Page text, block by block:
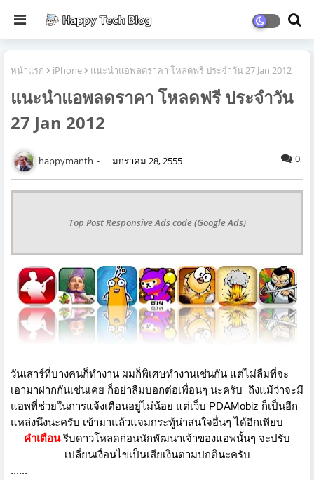
หน้าแรก iPhone แนะนำแอพลดราคา โหลดฟรี ประจำวัน 27 Jan 2012
แนะนำแอพลดราคา โหลดฟรี ประจำวัน
27 Jan 2012
happymanth มกราคม 28, 2555 0
Top Post Responsive Ads code (Google Ads)
วันเสาร์ที่บางคนก็ทำงาน ผมก็พิเศษทำงานเช่นกัน แต่ไม่ลืมที่จะ
เอามาฝากกันเช่นเคย ก็อย่าลืมบอกต่อเพื่อนๆ นะครับ ถึงแม้ว่าจะมี
แอพที่ช่วยในการแจ้งเตือนอยู่ไม่น้อย แต่เว็บ PDAMobiz ก็เป็นอีก
แหล่งนึงนะครับ เข้ามาแล้วแจมกระทู้น่าสนใจอื่นๆ ได้อีกเพียบ
คำเตือนรีบดาวโหลดก่อนนักพัฒนาเจ้าของแอพนั้นๆ จะปรับ
เปลี่ยนเงื่อนไขเป็นเสียเงินตามปกตินะครับ
......